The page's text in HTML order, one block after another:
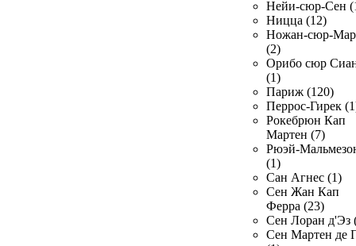
Нейи-сюр-Сен
Ницца (12)
Ножан-сюр-
(2)
Орибо сюр
(1)
Париж (120)
Перрос-Гирек
Рокебрюн Кап
Мартен (7)
Рюэй-
(1)
Сан Агнес (1)
Сен Жан Кап
Ферра (23)
Сен Лоран д'Эз
Сен Мартен де